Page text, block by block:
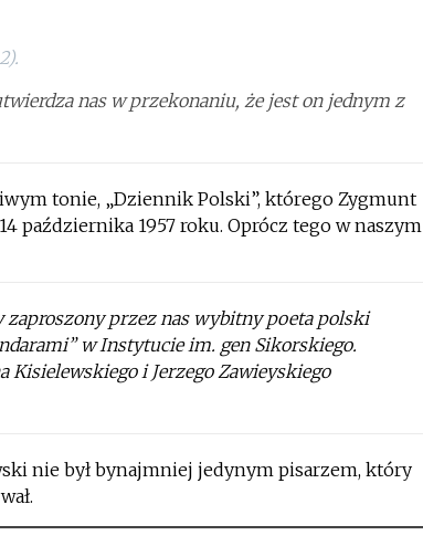
nas w przekonaniu, że jest on jednym z
tonie, „Dziennik Polski”, którego Zygmunt
października 1957 roku. Oprócz tego w naszym
przez nas wybitny poeta polski
w Instytucie im. gen Sikorskiego.
Kisielewskiego i Jerzego Zawieyskiego
nie był bynajmniej jedynym pisarzem, który